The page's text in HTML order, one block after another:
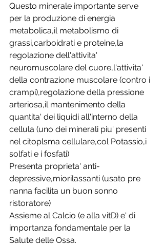
Questo minerale importante serve
per la produzione di energia
metabolica,il metabolismo di
grassi,carboidrati e proteine,la
regolazione dell'attivita'
neuromuscolare del cuore,l'attivita'
della contrazione muscolare (contro i
crampi),regolazione della pressione
arteriosa,il mantenimento della
quantita' dei liquidi all'interno della
cellula (uno dei minerali piu' presenti
nel citoplsma cellulare,col Potassio,i
solfati e i fosfati)
Presenta proprieta' anti-
depressive,miorilassanti (usato pre
nanna facilita un buon sonno
ristoratore)
Assieme al Calcio (e alla vitD) e' di
importanza fondamentale per la
Salute delle Ossa.